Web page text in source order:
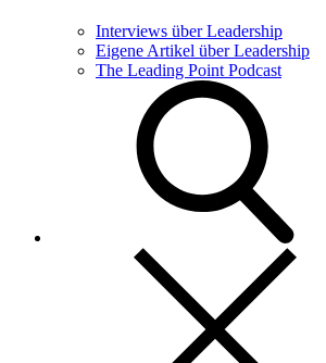
Interviews über Leadership
Eigene Artikel über Leadership
The Leading Point Podcast